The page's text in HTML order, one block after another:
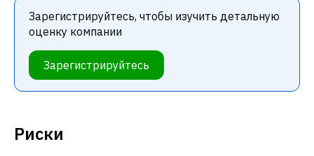
Риски
Зарегистрируйтесь, чтобы изучить детальную
оценку компании
Зарегистрируйтесь